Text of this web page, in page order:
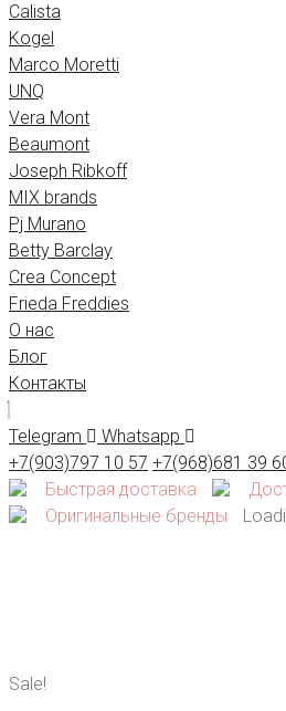
Calista
Kogel
Marco Moretti
UNQ
Vera Mont
Beaumont
Joseph Ribkoff
MIX brands
Pj Murano
Betty Barclay
Crea Concept
Frieda Freddies
О нас
Блог
Контакты
Telegram
Whatsapp
+7(903)797 10 57 +7(968)681 39
Быстрая доставка
Оригинальные бренды
Sale!